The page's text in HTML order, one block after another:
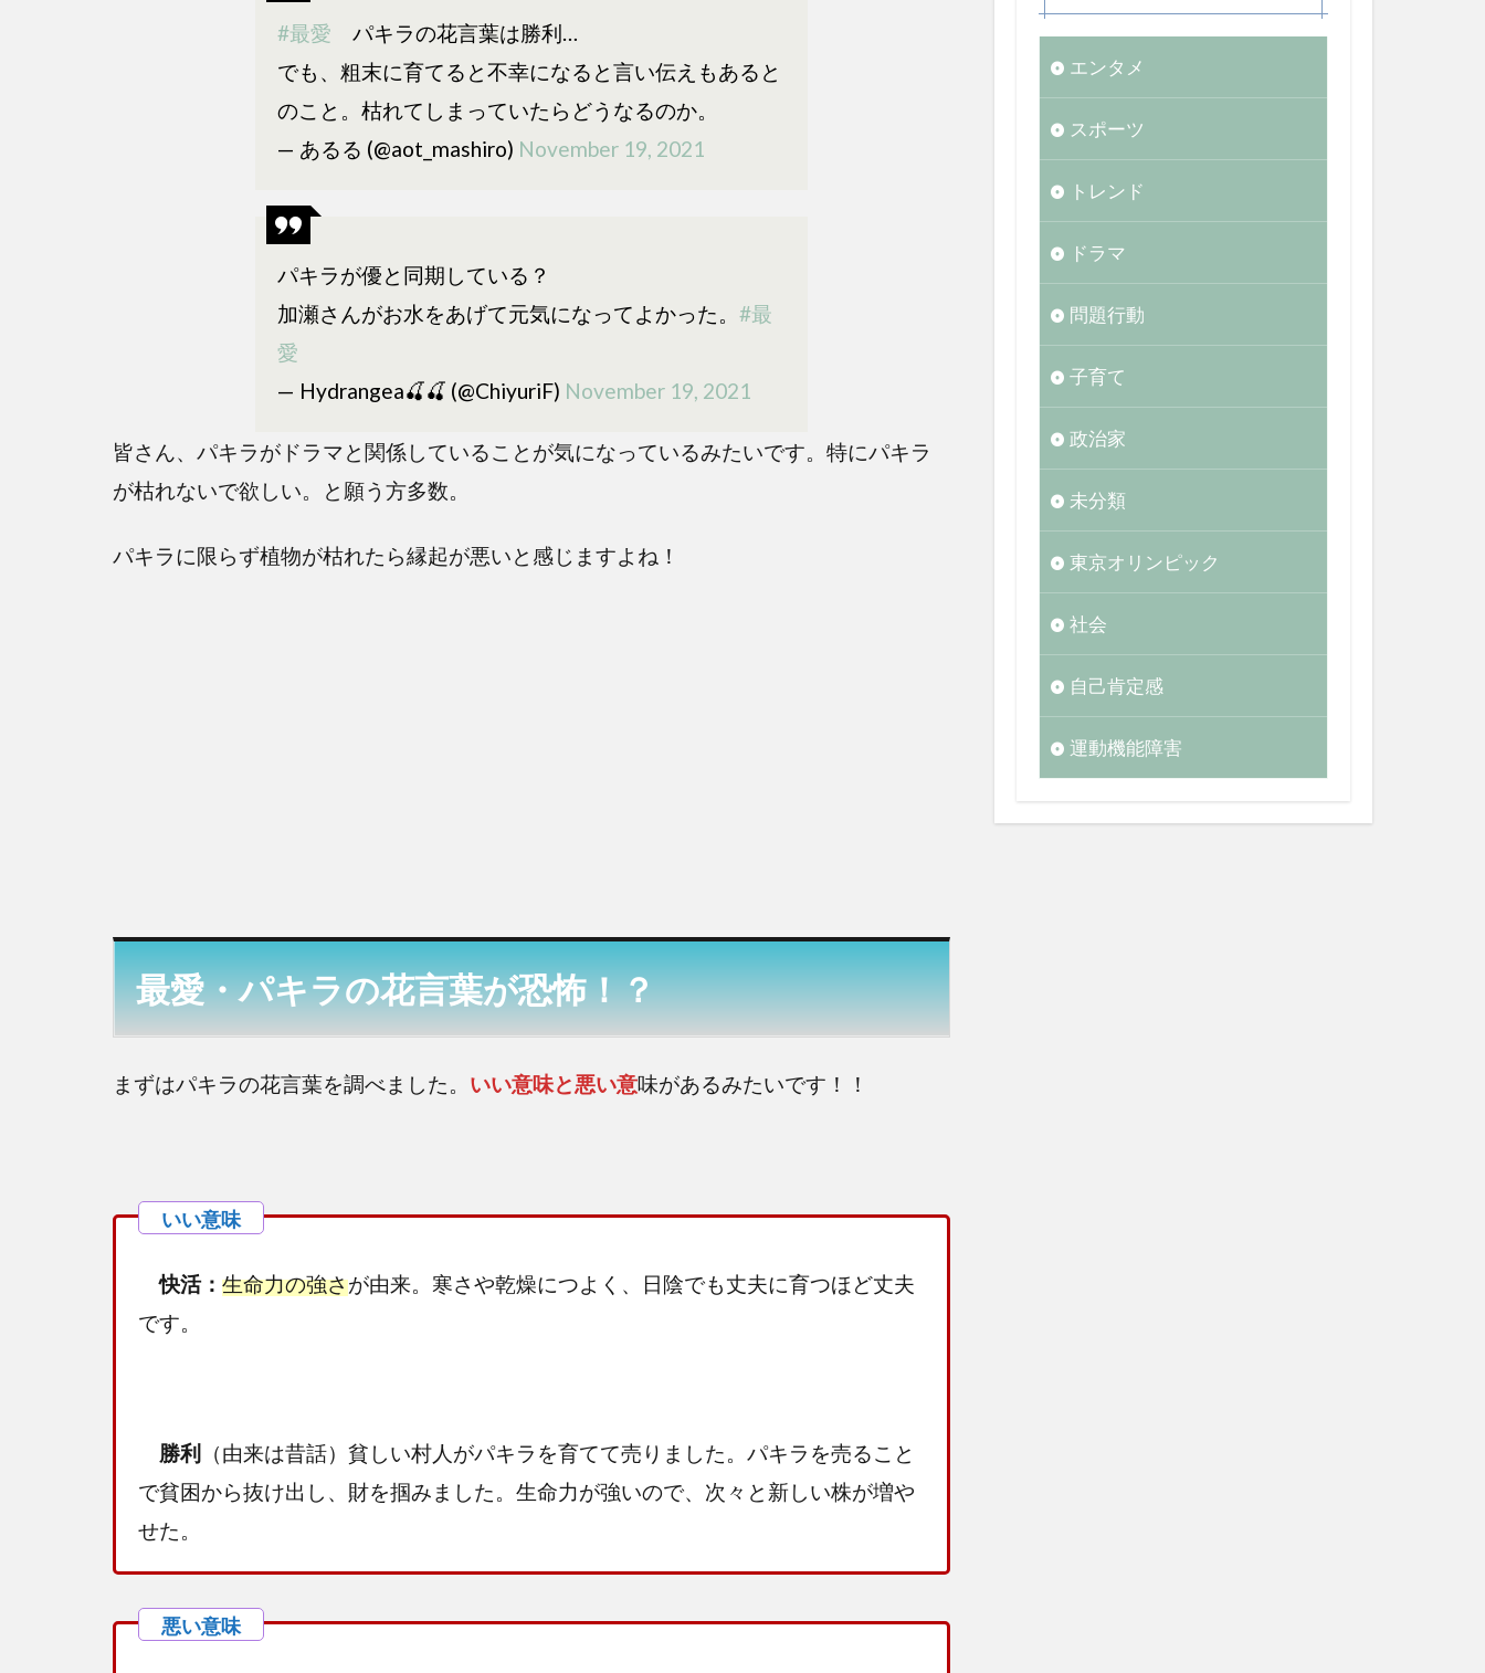
愛・
ラを
た訳
#最愛 パキラの花言葉は勝利…
でも、粗末に育てると不幸になると言い伝えもあると
のこと。枯れてしまっていたらどうなるのか。
— あるる (@aot_mashiro) November 19, 2021
パキラが優と同期している？
加瀬さんがお水をあげて元気になってよかった。 #最
愛
— Hydrangea🍒🍒 (@ChiyuriF) November 19, 2021
皆さん、パキラがドラマと関係していることが気になっているみたいです。特にパキラ
が枯れないで欲しい。と願う方多数。
パキラに限らず植物が枯れたら縁起が悪いと感じますよね！
最愛・パキラの花言葉が恐怖！？
まずはパキラの花言葉を調べました。 いい意味と悪い意味があるみたいです！！
快活： 生命力の強さが由来。寒さや乾燥につよく、日陰でも丈夫に育つほど丈夫
です。
勝利 （由来は昔話）貧しい村人がパキラを育てて売りました。パキラを売ること
で貧困から抜け出し、財を掴みました。生命力が強いので、次々と新しい株が増や
せた。
エンタメ
スポーツ
トレンド
ドラマ
問題行動
子育て
政治家
未分類
東京オリンピック
社会
自己肯定感
運動機能障害